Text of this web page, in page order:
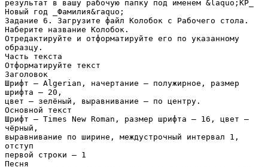
результат в вашу рабочую папку под именем &laquo;КР_
Новый год _Фамилия&raquo;
Задание 6. Загрузите файл Колобок с Рабочего стола.
Наберите название Колобок.
Отредактируйте и отформатируйте его по указанному
образцу.
Часть текста
Отформатируйте текст
Заголовок
Шрифт – Algerian, начертание – полужирное, размер
шрифта – 20,
цвет – зелёный, выравнивание – по центру.
Основной текст
Шрифт – Times New Roman, размер шрифта – 16, цвет –
чёрный,
выравнивание по ширине, междустрочный интервал 1,
отступ
первой строки – 1
Песня